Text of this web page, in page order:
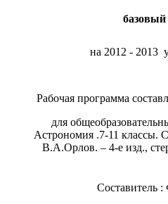
базовый
на 2012 - 2013
Рабочая программа
для
Астрономия .7-11 классы.
В.А.Орлов. – 4-е изд.,
Составитель :